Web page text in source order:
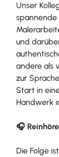
Unser
spannende
und
andere als
zur
Start in
Handwerk
🎧
Die Folge